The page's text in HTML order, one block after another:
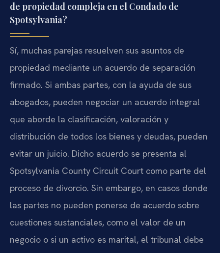
de propiedad compleja en el Condado de
Spotsylvania?
Sí, muchas parejas resuelven sus asuntos de
propiedad mediante un acuerdo de separación
firmado. Si ambas partes, con la ayuda de sus
abogados, pueden negociar un acuerdo integral
que aborde la clasificación, valoración y
distribución de todos los bienes y deudas, pueden
evitar un juicio. Dicho acuerdo se presenta al
Spotsylvania County Circuit Court como parte del
proceso de divorcio. Sin embargo, en casos donde
las partes no pueden ponerse de acuerdo sobre
cuestiones sustanciales, como el valor de un
negocio o si un activo es marital, el tribunal debe